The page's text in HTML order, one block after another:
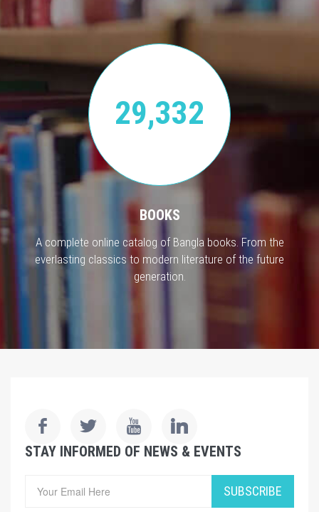
29,332
BOOKS
A complete online catalog of Bangla books. From the
everlasting classics to modern literature of the future
generation.
STAY INFORMED OF NEWS & EVENTS
SUBSCRIBE